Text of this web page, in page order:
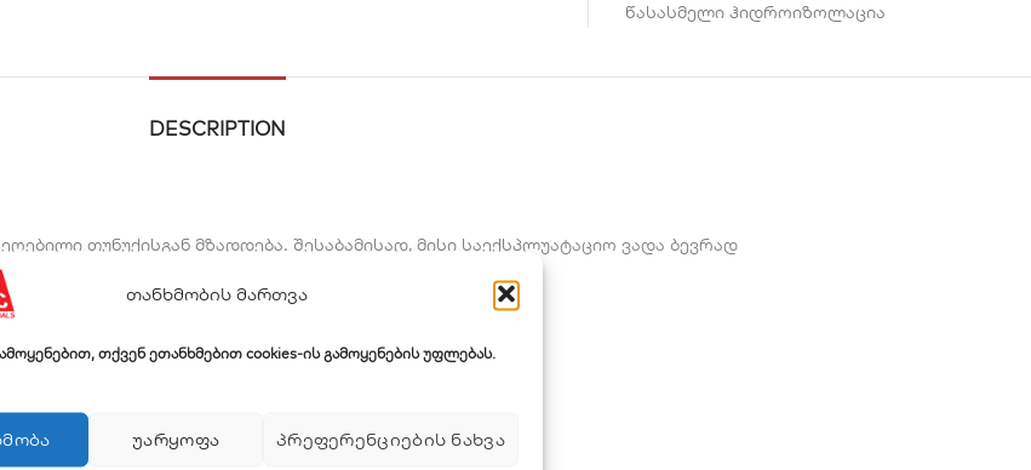
თანხმობის მართვა
თქვენ ეთანხმებით cookies-ის გამოყენების უფლებას.
ᲣᲐᲠᲧᲝᲤᲐ ᲞᲠᲔᲤᲔᲠᲔᲜᲪᲘᲔᲑᲘᲡ ᲜᲐᲮᲕᲐ
წასასმელი ჰიდროიზოლაცია
DESCRIPTION
თუნუქისგან მზადდება. შესაბამისად, მისი საექსპლუატაციო ვადა ბევრად
ამარტივებს მონტაჟის პროცესს.